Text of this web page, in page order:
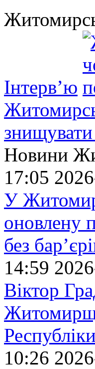
Інтерв’ю
знищувати
Новини
17:05
У
оновлену
без
14:59
Віктор
10:26